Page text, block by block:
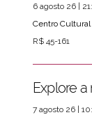
6 agosto 26 |
Centro
R$ 45-161
Explore
7 agosto 26 |